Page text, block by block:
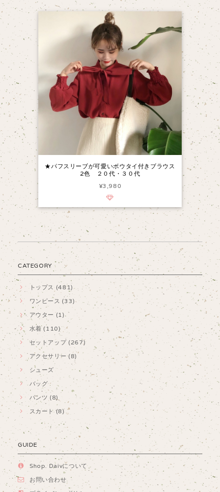
★パフスリーブが可愛いボウタイ付きブラウス
2色 ２０代・３０代
¥3,980
CATEGORY
トップス (481)
ワンピース (33)
アウター (1)
水着 (110)
セットアップ (267)
アクセサリー (8)
シューズ
バッグ
パンツ (8)
スカート (8)
GUIDE
Shop. Daivについて
お問い合わせ